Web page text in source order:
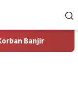
Puncak Arus